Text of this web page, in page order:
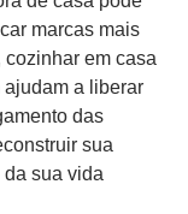
marcas mais
em casa
a liberar
das
sua
sua vida